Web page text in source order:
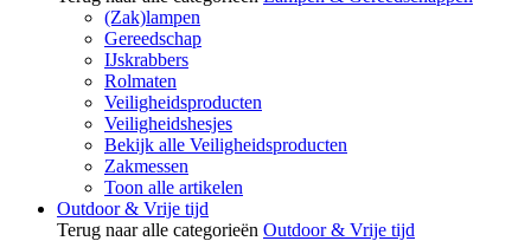
(Zak)lampen
Gereedschap
IJskrabbers
Rolmaten
Veiligheidsproducten
Veiligheidshesjes
Bekijk alle Veiligheidsproducten
Zakmessen
Toon alle artikelen
Outdoor & Vrije tijd
Terug naar alle categorieën Outdoor & Vrije tijd